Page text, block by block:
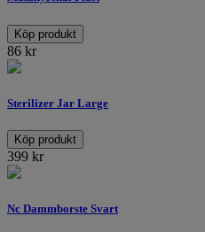
Köp produkt
86 kr
Sterilizer Jar Large
Köp produkt
399 kr
Nc Dammborste Svart